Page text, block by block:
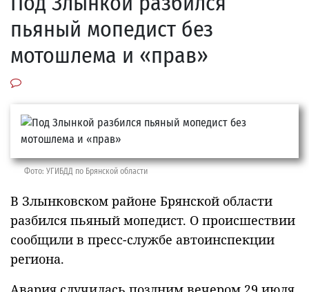
пьяный мопедист без
мотошлема и «прав»
Фото: УГИБДД по Брянской области
В Злынковском районе Брянской области
разбился пьяный мопедист. О происшествии
сообщили в пресс-службе автоинспекции
региона.